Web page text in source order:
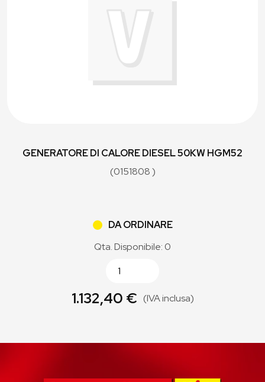
GENERATORE DI CALORE DIESEL 50KW HGM52
(0151808 )
DA ORDINARE
Qta. Disponibile: 0
1.132,40 € (IVA inclusa)